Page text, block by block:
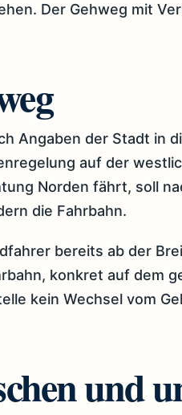
Der Gehweg mit
Angaben der Stadt in
auf der
Norden fährt, soll
die Fahrbahn.
bereits ab der
konkret auf dem
kein Wechsel vom
und